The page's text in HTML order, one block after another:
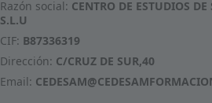
Razón social: CENTRO DE ESTUDIOS
S.L.U
CIF: B87336319
Dirección: C/CRUZ DE SUR,40
Email: